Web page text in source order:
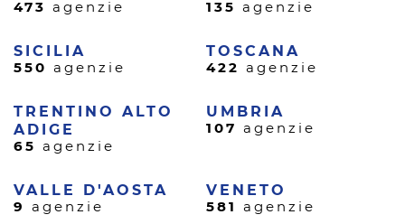
473 agenzie 135 agenzie
SICILIA
550 agenzie
TOSCANA
422 agenzie
TRENTINO ALTO
ADIGE
65 agenzie
UMBRIA
107 agenzie
VALLE D'AOSTA
9 agenzie
VENETO
581 agenzie